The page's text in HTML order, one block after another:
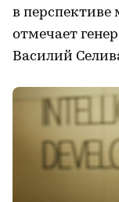
в перспективе
отмечает
Василий